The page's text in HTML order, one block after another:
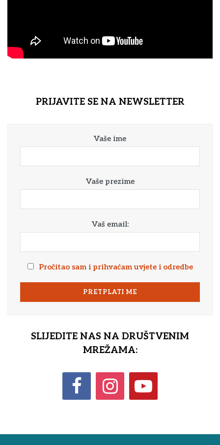
PRIJAVITE SE NA NEWSLETTER
Vaše ime
Vaše prezime
Vaš email:
Pročitao sam i prihvaćam uvjete i odredbe
SLIJEDITE NAS NA DRUŠTVENIM
MREŽAMA: